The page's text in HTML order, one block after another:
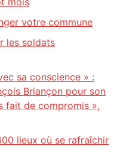
votre commune
les soldats
sa conscience » :
Briançon pour son
fait de compromis »,
lieux où se rafraîchir